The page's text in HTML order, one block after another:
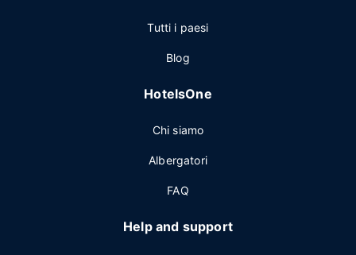
Tutti i paesi
Blog
HotelsOne
Chi siamo
Albergatori
FAQ
Help and support